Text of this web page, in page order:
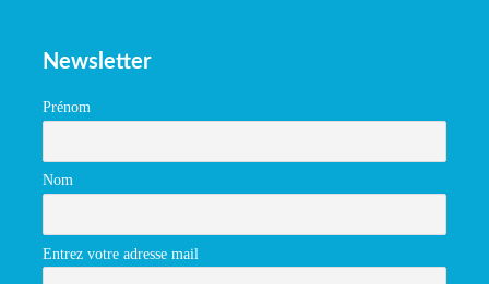
Newsletter
Prénom
Nom
Entrez votre adresse mail